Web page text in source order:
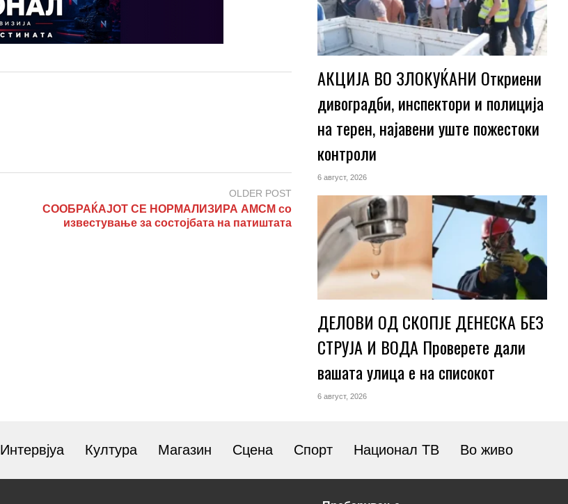
OLDER POST
СООБРАЌАЈОТ СЕ НОРМАЛИЗИРА АМСМ со
известување за состојбата на патиштата
АКЦИЈА ВО ЗЛОКУЌАНИ Откриени
дивоградби, инспектори и полиција
на терен, најавени уште пожестоки
контроли
6 август, 2026
ДЕЛОВИ ОД СКОПЈЕ ДЕНЕСКА БЕЗ
СТРУЈА И ВОДА Проверете дали
вашата улица е на списокот
6 август, 2026
Интервјуа Култура Магазин Сцена Спорт Национал ТВ Во живо